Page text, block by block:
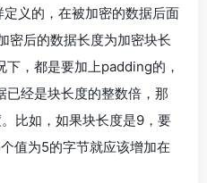
义的，在被加密的数据后面
密后的数据长度为加密块长
，都是要加上padding的，
已经是块长度的整数倍，那
比如，如果块长度是9，要
值为5的字节就应该增加在